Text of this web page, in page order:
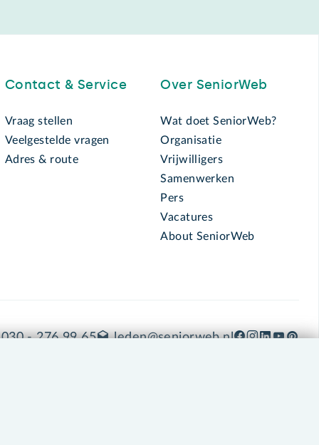
Contact & Service
Vraag stellen
Veelgestelde vragen
Adres & route
Over SeniorWeb
Wat doet SeniorWeb?
Organisatie
Vrijwilligers
Samenwerken
Pers
Vacatures
About SeniorWeb
030 - 276 99 65 leden@seniorweb.nl